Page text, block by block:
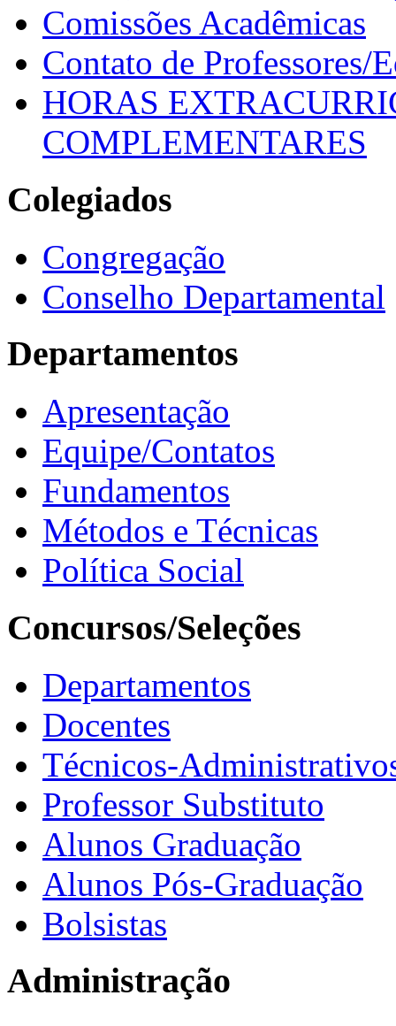
Comissões Acadêmicas
Contato de Professores/
HORAS
COMPLEMENTARES
Colegiados
Congregação
Conselho Departamental
Departamentos
Apresentação
Equipe/Contatos
Fundamentos
Métodos e Técnicas
Política Social
Concursos/Seleções
Departamentos
Docentes
Técnicos-
Professor Substituto
Alunos Graduação
Alunos Pós-Graduação
Bolsistas
Administração